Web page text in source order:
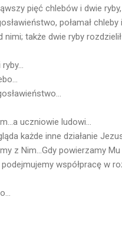
pięć chlebów i dwie
połamał
nimi; także dwie ryby
uczniowie ludowi...
każde inne działanie
z Nim...Gdy powierzamy
współpracę w